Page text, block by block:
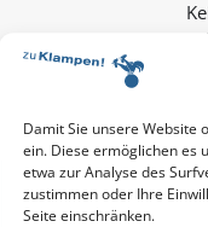
Damit Sie unsere Website
ein. Diese ermöglichen es
etwa zur Analyse des
zustimmen oder Ihre
Seite einschränken.